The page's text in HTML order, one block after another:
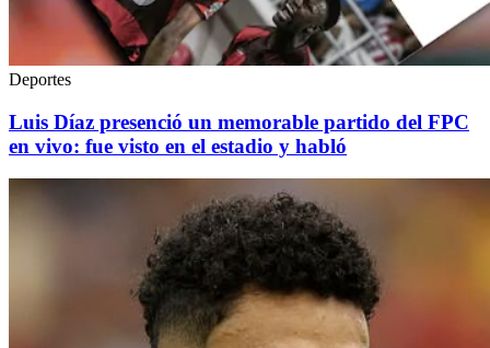
Deportes
Luis Díaz presenció un memorable partido del FPC
en vivo: fue visto en el estadio y habló